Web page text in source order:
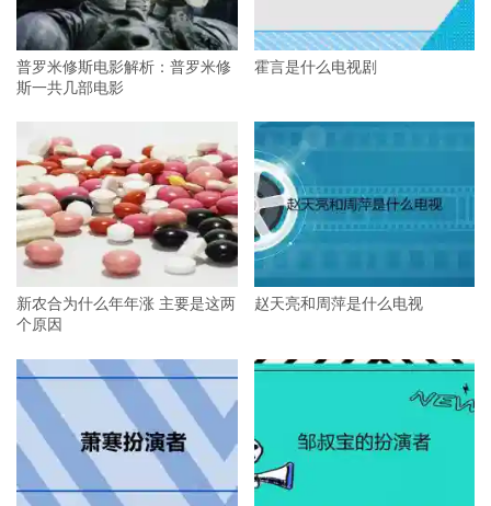
普罗米修斯电影解析：普罗米修
斯一共几部电影
霍言是什么电视剧
新农合为什么年年涨 主要是这两
个原因
赵天亮和周萍是什么电视